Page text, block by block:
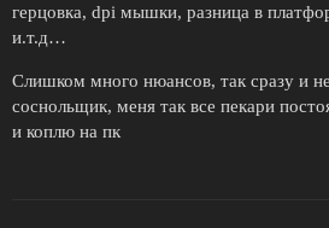
герцовка, dpi мышки, разница в
и.т.д…
Слишком много нюансов, так сразу и
соснольщик, меня так все пекари
и коплю на пк